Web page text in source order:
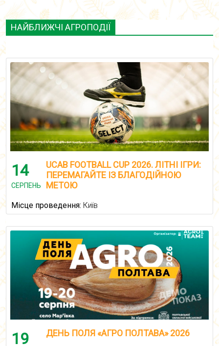
НАЙБЛИЖЧІ АГРОПОДІЇ
14
СЕРПЕНЬ
UCAB FOOTBALL CUP 2026. ЛІТНІ ІГРИ:
ПЕРЕМАГАЙТЕ ІЗ БЛАГОДІЙНОЮ
МЕТОЮ
Місце проведення: Київ
19 ДЕНЬ ПОЛЯ «АГРО ПОЛТАВА» 2026